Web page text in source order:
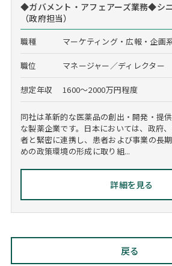
◆ガバメント・アフェアーズ業務◆シ
（政府担当）
職種 マーケティング・広報・企画
職位 マネージャー／ディレクター
想定年収 1600～2000万円程度
同社は革新的な医薬品の創出・開発・提
な製薬企業です。日本においては、政府
者と緊密に連携し、患者および事業の長
めの政策環境の形成に取り組...
詳細を見る
戻る